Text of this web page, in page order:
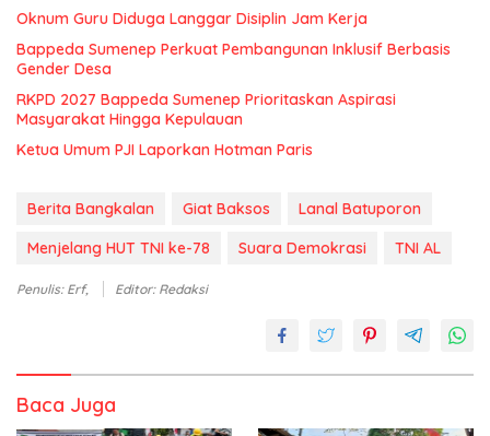
Oknum Guru Diduga Langgar Disiplin Jam Kerja
Bappeda Sumenep Perkuat Pembangunan Inklusif Berbasis
Gender Desa
RKPD 2027 Bappeda Sumenep Prioritaskan Aspirasi
Masyarakat Hingga Kepulauan
Ketua Umum PJI Laporkan Hotman Paris
Berita Bangkalan Giat Baksos
Lanal Batuporon
Menjelang HUT TNI ke-78
Suara Demokrasi TNI AL
Penulis: Erf, Editor: Redaksi
Baca Juga